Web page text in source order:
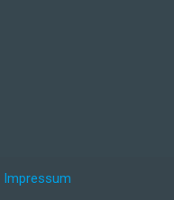
Impressum